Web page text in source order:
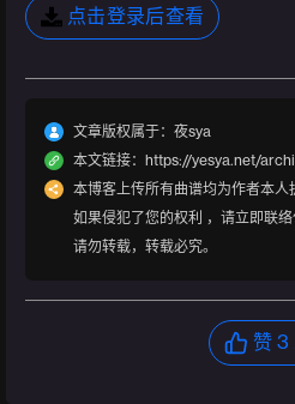
点击登录后查看
文章版权属于：夜sya
本文链接：https://yesya.net/
本博客上传所有曲谱均为作者本人
如果侵犯了您的权利 ，请立即联络
请勿转载，转载必究。
赞 3